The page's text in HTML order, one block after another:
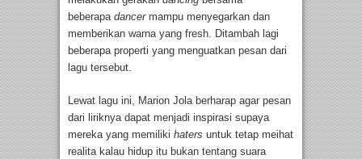
beberapa dancermampu menyegarkan dan
memberikan warna yang fresh. Ditambah lagi
beberapa properti yang menguatkan pesan dari
lagu tersebut.
Lewat lagu ini, Marion Jola berharap agar pesan
dari liriknya dapat menjadi inspirasi supaya
mereka yang memiliki haters untuk tetap meihat
realita kalau hidup itu bukan tentang suara